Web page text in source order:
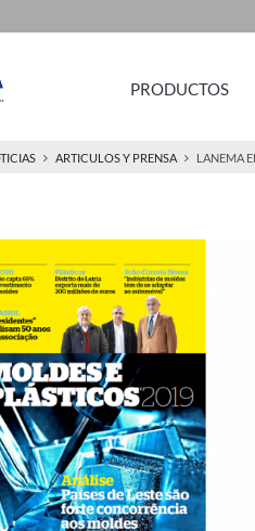
PRODUCTOS
ARTICULOS Y PRENSA LANEMA